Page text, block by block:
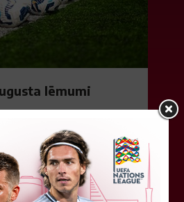
lēmumi
2026. gada 6. augustā.
locekļi: Jevgenija
Raivis Grīnbergs...